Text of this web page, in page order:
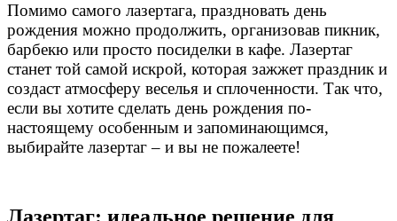
Помимо самого лазертага, праздновать день
рождения можно продолжить, организовав пикник,
барбекю или просто посиделки в кафе. Лазертаг
станет той самой искрой, которая зажжет праздник и
создаст атмосферу веселья и сплоченности. Так что,
если вы хотите сделать день рождения по-
настоящему особенным и запоминающимся,
выбирайте лазертаг – и вы не пожалеете!